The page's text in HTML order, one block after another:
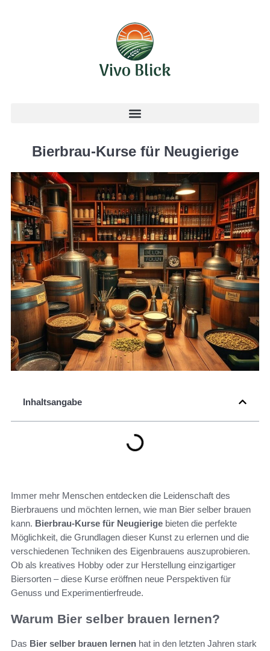
Bierbrau-Kurse für Neugierige
Inhaltsangabe
Immer mehr Menschen entdecken die Leidenschaft des
Bierbrauens und möchten lernen, wie man Bier selber brauen
kann. Bierbrau-Kurse für Neugierige bieten die perfekte
Möglichkeit, die Grundlagen dieser Kunst zu erlernen und die
verschiedenen Techniken des Eigenbrauens auszuprobieren.
Ob als kreatives Hobby oder zur Herstellung einzigartiger
Biersorten – diese Kurse eröffnen neue Perspektiven für
Genuss und Experimentierfreude.
Warum Bier selber brauen lernen?
Das Bier selber brauen lernen hat in den letzten Jahren stark